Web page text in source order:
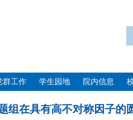
群工作 学生园地 院内信息
组在具有高不对称因子的